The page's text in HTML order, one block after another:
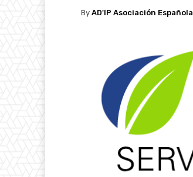
By AD'IP Asociación Española